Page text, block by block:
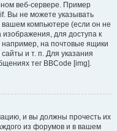
веб-сервере. Пример
Вы не можете указывать
компьютере (если он не
для доступа к
на почтовые ящики
и т. п. Для указания
тег BBCode [img].
и вы должны прочесть их
из форумов и в вашем